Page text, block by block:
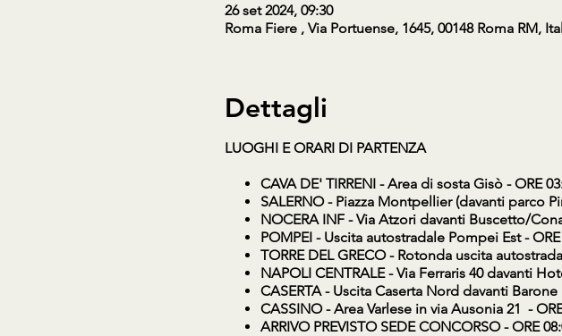
26 set 2024, 09:30
Roma Fiere , Via Portuense, 1645, 00148 Roma RM,
Dettagli
LUOGHI E ORARI DI PARTENZA
CAVA DE' TIRRENI- Area di sosta Gisò - ORE
SALERNO- Piazza Montpellier (davanti parco
NOCERA INF- Via Atzori davanti Buscetto/
POMPEI- Uscita autostradale Pompei Est - ORE
TORRE DEL GRECO- Rotonda uscita
NAPOLI CENTRALE- Via Ferraris 40 davanti
CASERTA- Uscita Caserta Nord davanti Barone
CASSINO- Area Varlese in via Ausonia 21 -
ARRIVO PREVISTO SEDE CONCORSO - ORE